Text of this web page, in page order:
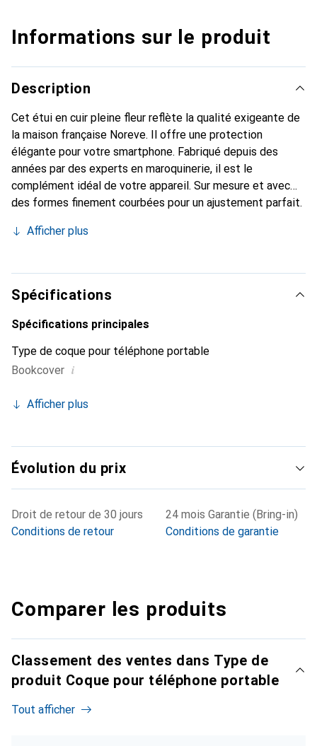
Informations sur le produit
Description
Cet étui en cuir pleine fleur reflète la qualité exigeante de
la maison française Noreve. Il offre une protection
élégante pour votre smartphone. Fabriqué depuis des
années par des experts en maroquinerie, il est le
complément idéal de votre appareil. Sur mesure et avec
des formes finement courbées pour un ajustement parfait.
smartphone. La marque Noreve est reconnue
constitue toujours un bon choix pour le client exigeant.
Afficher plus
Spécifications
Spécifications principales
Type de coque pour téléphone portable
Bookcover i
Afficher plus
Évolution du prix
Droit de retour de 30 jours
Conditions de retour
24 mois Garantie (Bring-in)
Conditions de garantie
Comparer les produits
Classement des ventes dans Type de
produit Coque pour téléphone portable
Tout afficher